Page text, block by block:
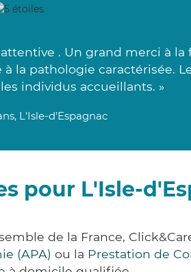
. Un grand merci à
la pathologie caractérisée.
individus accueillants. »
L'Isle-d'Espagnac
pour L'Isle-
de la France,
(APA) ou la Prestation de